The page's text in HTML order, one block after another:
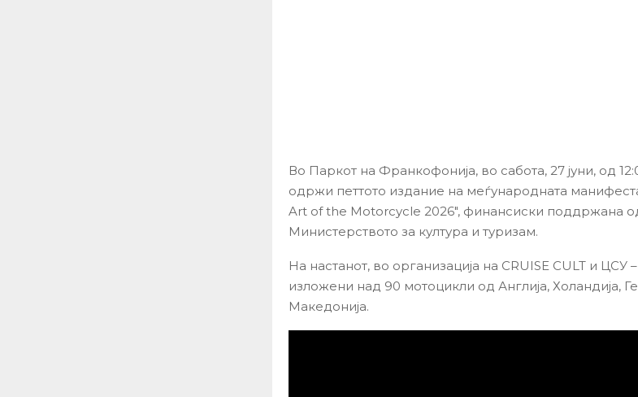
Во Паркот на Франкофонија, во сабота, 27 јуни, од
одржи петтото издание на меѓународната
Art of the Motorcycle 2026″, финансиски поддржана
Министерството за култура и туризам.
На настанот, во организација на CRUISE CULT и ЦСУ
изложени над 90 мотоцикли од Англија, Холандија,
Македонија.